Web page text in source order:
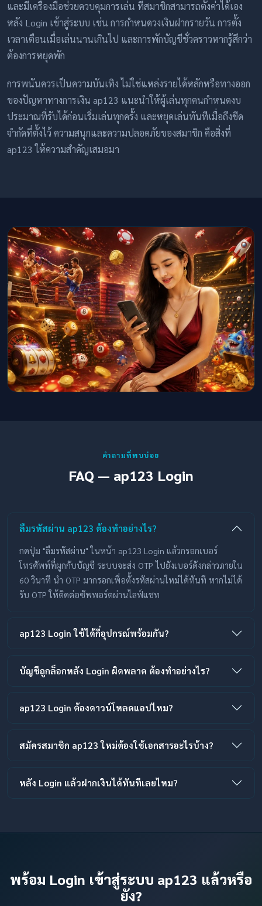
และมีเครื่องมือช่วยควบคุมการเล่น ที่สมาชิกสามารถตั้งค่าได้เอง
หลัง Login เข้าสู่ระบบ เช่น การกำหนดวงเงินฝากรายวัน การตั้ง
เวลาเตือนเมื่อเล่นนานเกินไป และการพักบัญชีชั่วคราวหากรู้สึกว่า
ต้องการหยุดพัก
การพนันควรเป็นความบันเทิง ไม่ใช่แหล่งรายได้หลักหรือทางออก
ของปัญหาทางการเงิน ap123 แนะนำให้ผู้เล่นทุกคนกำหนดงบ
ประมาณที่รับได้ก่อนเริ่มเล่นทุกครั้ง และหยุดเล่นทันทีเมื่อถึงขีด
จำกัดที่ตั้งไว้ ความสนุกและความปลอดภัยของสมาชิก คือสิ่งที่
ap123 ให้ความสำคัญเสมอมา
คำถามที่พบบ่อย
FAQ — ap123 Login
ลืมรหัสผ่าน ap123 ต้องทำอย่างไร?
กดปุ่ม "ลืมรหัสผ่าน" ในหน้า ap123 Login แล้วกรอกเบอร์
โทรศัพท์ที่ผูกกับบัญชี ระบบจะส่ง OTP ไปยังเบอร์ดังกล่าวภายใน
60 วินาที นำ OTP มากรอกเพื่อตั้งรหัสผ่านใหม่ได้ทันที หากไม่ได้
รับ OTP ให้ติดต่อซัพพอร์ตผ่านไลฟ์แชท
ap123 Login ใช้ได้กี่อุปกรณ์พร้อมกัน?
บัญชีถูกล็อกหลัง Login ผิดพลาด ต้องทำอย่างไร?
ap123 Login ต้องดาวน์โหลดแอปไหม?
สมัครสมาชิก ap123 ใหม่ต้องใช้เอกสารอะไรบ้าง?
หลัง Login แล้วฝากเงินได้ทันทีเลยไหม?
พร้อม Login เข้าสู่ระบบ ap123 แล้วหรือ
ยัง?